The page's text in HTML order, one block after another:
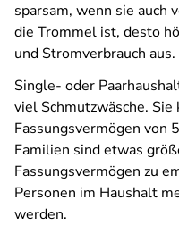
sparsam, wenn sie auch
die Trommel ist, desto
und Stromverbrauch aus.
Single- oder
viel Schmutzwäsche.
Fassungsvermögen von
Familien sind etwas
Fassungsvermögen zu
Personen im Haushalt
werden.